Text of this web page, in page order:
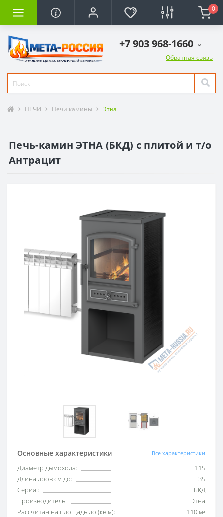
0
+7 903 968-1660
Обратная связь
ПЕЧИ Печи камины Этна
Печь-камин ЭТНА (БКД) с плитой и т/о
Антрацит
Основные характеристики Все характеристики
Диаметр дымохода:
115
Длина дров см до:
35
Серия :
БКД
Производитель:
Этна
Рассчитан на площадь до (кв.м):
110 м²